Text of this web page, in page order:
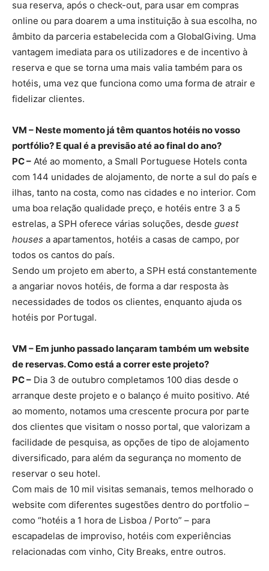
sua reserva, após o check-out, para usar em compras
online ou para doarem a uma instituição à sua escolha, no
âmbito da parceria estabelecida com a GlobalGiving. Uma
vantagem imediata para os utilizadores e de incentivo à
reserva e que se torna uma mais valia também para os
hotéis, uma vez que funciona como uma forma de atrair e
fidelizar clientes.
VM – Neste momento já têm quantos hotéis no vosso
portfólio? E qual é a previsão até ao final do ano?
PC – Até ao momento, a Small Portuguese Hotels conta
com 144 unidades de alojamento, de norte a sul do país e
ilhas, tanto na costa, como nas cidades e no interior. Com
uma boa relação qualidade preço, e hotéis entre 3 a 5
estrelas, a SPH oferece várias soluções, desde guest
houses a apartamentos, hotéis a casas de campo, por
todos os cantos do país.
Sendo um projeto em aberto, a SPH está constantemente
a angariar novos hotéis, de forma a dar resposta às
necessidades de todos os clientes, enquanto ajuda os
hotéis por Portugal.
VM – Em junho passado lançaram também um website
de reservas. Como está a correr este projeto?
PC – Dia 3 de outubro completamos 100 dias desde o
arranque deste projeto e o balanço é muito positivo. Até
ao momento, notamos uma crescente procura por parte
dos clientes que visitam o nosso portal, que valorizam a
facilidade de pesquisa, as opções de tipo de alojamento
diversificado, para além da segurança no momento de
reservar o seu hotel.
Com mais de 10 mil visitas semanais, temos melhorado o
website com diferentes sugestões dentro do portfolio –
como “hotéis a 1 hora de Lisboa / Porto” – para
escapadelas de improviso, hotéis com experiências
relacionadas com vinho, City Breaks, entre outros.